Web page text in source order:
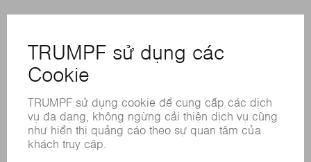
LIÊN HỆ
ĐỊA ĐIỂM
CÁC SỰ KIỆN VÀ NGÀY THÁNG
BẢNG DỮ LIỆU AN TOÀN HÓA CHẤT
SẢN PHẨM
CÁC HỆ THỐNG &MÁY MÓC
CÔNG NGHỆ LASER